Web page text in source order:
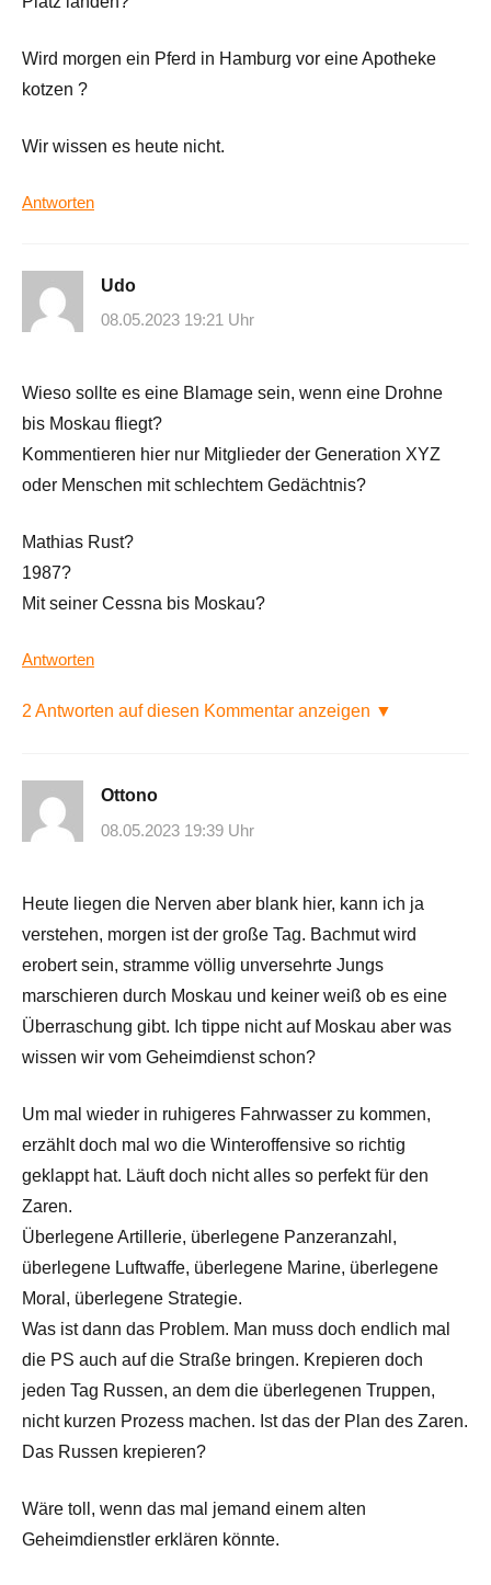
Wird morgen ein Pferd in Hamburg vor eine Apotheke
kotzen ?
Wir wissen es heute nicht.
Antworten
Udo
08.05.2023 19:21 Uhr
Wieso sollte es eine Blamage sein, wenn eine Drohne
bis Moskau fliegt?
Kommentieren hier nur Mitglieder der Generation XYZ
oder Menschen mit schlechtem Gedächtnis?
Mathias Rust?
1987?
Mit seiner Cessna bis Moskau?
Antworten
2 Antworten auf diesen Kommentar anzeigen ▼
Ottono
08.05.2023 19:39 Uhr
Heute liegen die Nerven aber blank hier, kann ich ja
verstehen, morgen ist der große Tag. Bachmut wird
erobert sein, stramme völlig unversehrte Jungs
marschieren durch Moskau und keiner weiß ob es eine
Überraschung gibt. Ich tippe nicht auf Moskau aber was
wissen wir vom Geheimdienst schon?
Um mal wieder in ruhigeres Fahrwasser zu kommen,
erzählt doch mal wo die Winteroffensive so richtig
geklappt hat. Läuft doch nicht alles so perfekt für den
Zaren.
Überlegene Artillerie, überlegene Panzeranzahl,
überlegene Luftwaffe, überlegene Marine, überlegene
Moral, überlegene Strategie.
Was ist dann das Problem. Man muss doch endlich mal
die PS auch auf die Straße bringen. Krepieren doch
jeden Tag Russen, an dem die überlegenen Truppen,
nicht kurzen Prozess machen. Ist das der Plan des Zaren.
Das Russen krepieren?
Wäre toll, wenn das mal jemand einem alten
Geheimdienstler erklären könnte.